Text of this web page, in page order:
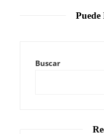
Puede
Buscar